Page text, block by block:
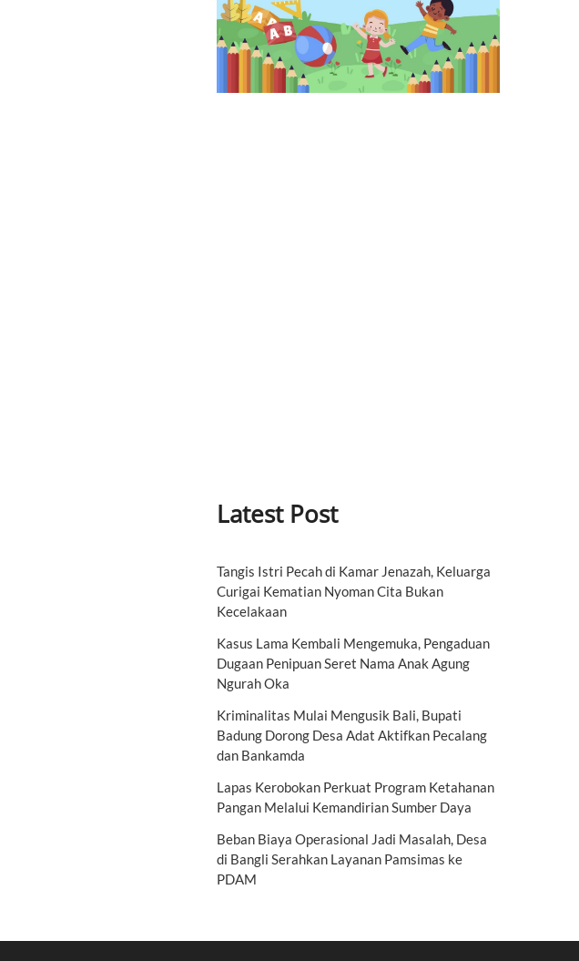
Latest Post
Tangis Istri Pecah di Kamar Jenazah, Keluarga
Curigai Kematian Nyoman Cita Bukan
Kecelakaan
Kasus Lama Kembali Mengemuka, Pengaduan
Dugaan Penipuan Seret Nama Anak Agung
Ngurah Oka
Kriminalitas Mulai Mengusik Bali, Bupati
Badung Dorong Desa Adat Aktifkan Pecalang
dan Bankamda
Lapas Kerobokan Perkuat Program Ketahanan
Pangan Melalui Kemandirian Sumber Daya
Beban Biaya Operasional Jadi Masalah, Desa
di Bangli Serahkan Layanan Pamsimas ke
PDAM